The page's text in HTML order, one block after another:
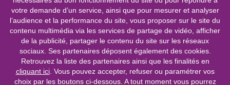
votre demande d’un service, ainsi que pour mesurer et analyser
l’audience et la performance du site, vous proposer sur le site du
contenu multimédia via les services de partage de vidéo, afficher
de la publicité, partager le contenu du site sur les réseaux
sociaux. Ses partenaires déposent également des cookies.
Retrouvez la liste des partenaires ainsi que les finalités en
cliquant ici. Vous pouvez accepter, refuser ou paramétrer vos
choix par les boutons ci-dessous. A tout moment vous pourrez
Youtube
Linkedin
Facebook